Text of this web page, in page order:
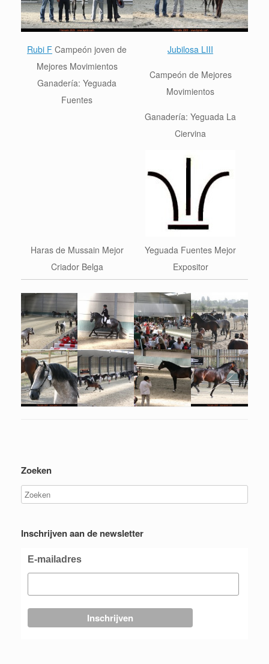
Rubi F Campeón joven de
Mejores Movimientos
Ganadería: Yeguada
Fuentes
Jubilosa LIII
Campeón de Mejores
Movimientos
Ganadería: Yeguada La
Ciervina
Haras de Mussain Mejor
Criador Belga
Yeguada Fuentes Mejor
Expositor
Zoeken
Inschrijven aan de newsletter
E-mailadres